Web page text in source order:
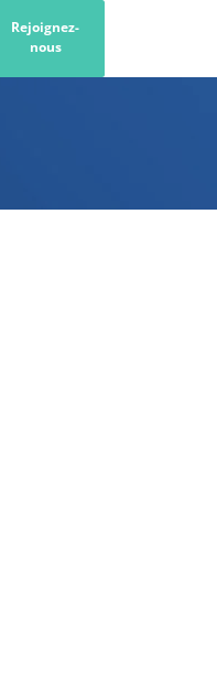
Rejoignez-
nous